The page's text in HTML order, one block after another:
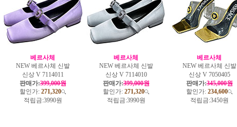
베르사체
NEW 베르사체 신발
신상 V 7114011
판매가:399,000원
할인가: 271,320
적립금:3990원
베르사체
NEW 베르사체 신발
신상 V 7114010
판매가:399,000원
할인가: 271,320
적립금:3990원
베르사체
NEW 베르사체 신발
신상 V 7050405
판매가:345,000원
할인가: 234,600
적립금:3450원